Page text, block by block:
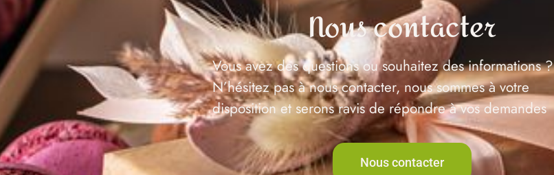
Nous contacter
Vous avez des questions ou souhaitez des informations ?
N’hésitez pas à nous contacter, nous sommes à votre
disposition et serons ravis de répondre à vos demandes
Nous contacter